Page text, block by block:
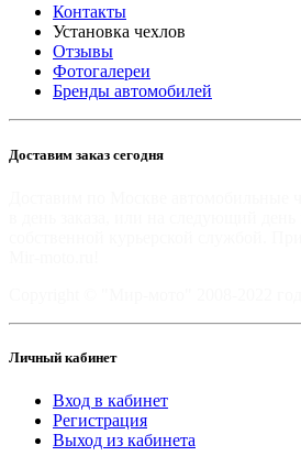
Контакты
Установка чехлов
Отзывы
Фотогалереи
Бренды автомобилей
Доставим заказ сегодня
Личный кабинет
Вход в кабинет
Регистрация
Выход из кабинета